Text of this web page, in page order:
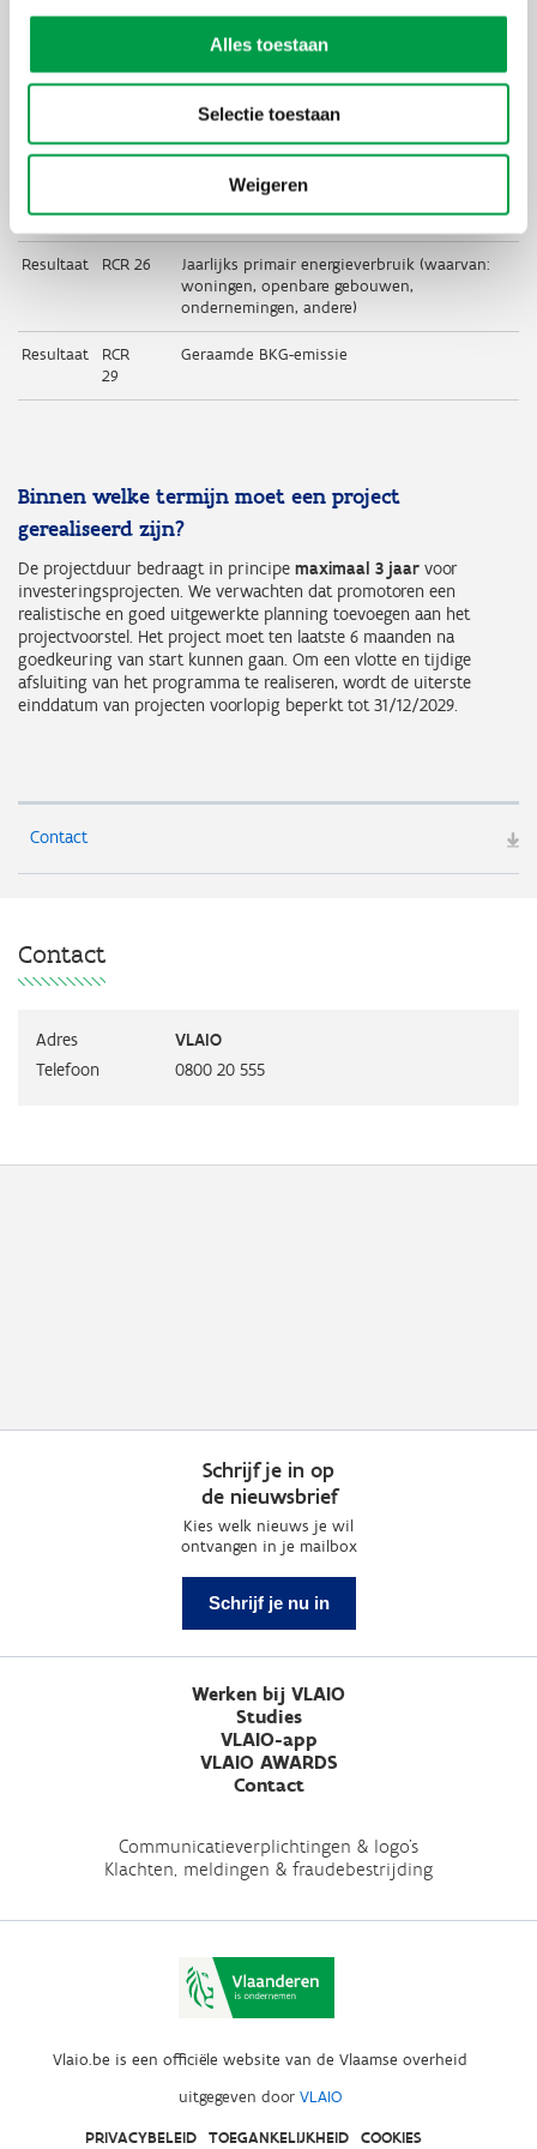
Alles toestaan
Selectie toestaan
Weigeren
Resultaat Indicator Naam Indicator
Openbare gebouwen met verbeterde
energieprestatie
Aantal ondersteunde demonstraties en
pilots die leiden tot kwaliteitsverhoging en
stimulering van energie-efficiëntie
Resultaat RCR 26
Jaarlijks primair energieverbruik (waarvan:
woningen, openbare gebouwen,
ondernemingen, andere)
Resultaat
RCR
29
Geraamde BKG-emissie
Binnen welke termijn moet een project
gerealiseerd zijn?
De projectduur bedraagt in principe maximaal 3 jaar voor
investeringsprojecten. We verwachten dat promotoren een
realistische en goed uitgewerkte planning toevoegen aan het
projectvoorstel. Het project moet ten laatste 6 maanden na
goedkeuring van start kunnen gaan. Om een vlotte en tijdige
afsluiting van het programma te realiseren, wordt de uiterste
einddatum van projecten voorlopig beperkt tot 31/12/2029.
Contact
Contact
Adres
VLAIO
Telefoon
0800 20 555
Schrijf je in op
de nieuwsbrief
Kies welk nieuws je wil
ontvangen in je mailbox
Schrijf je nu in
Werken bij VLAIO
Studies
VLAIO-app
VLAIO AWARDS
Contact
Communicatieverplichtingen & logo's
Klachten, meldingen & fraudebestrijding
Vlaio.be is een officiële website van de Vlaamse overheid
uitgegeven door VLAIO
PRIVACYBELEID TOEGANKELIJKHEID COOKIES